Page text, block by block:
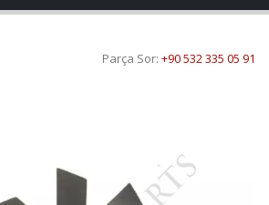
Parça Sor: +90 532 335 05 91